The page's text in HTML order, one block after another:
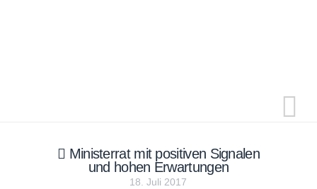
Ministerrat mit positiven Signalen
und hohen Erwartungen
18. Juli 2017